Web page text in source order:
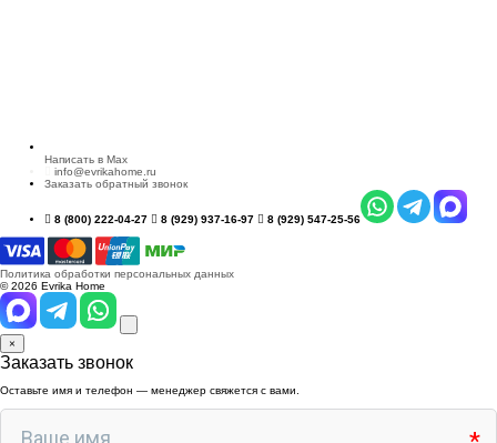
Написать в Max
info@evrikahome.ru
Заказать обратный звонок
8 (800) 222-04-27 8 (929) 937-16-97 8 (929) 547-25-56
Политика обработки персональных данных
© 2026 Evrika Home
×
Заказать звонок
Оставьте имя и телефон — менеджер свяжется с вами.